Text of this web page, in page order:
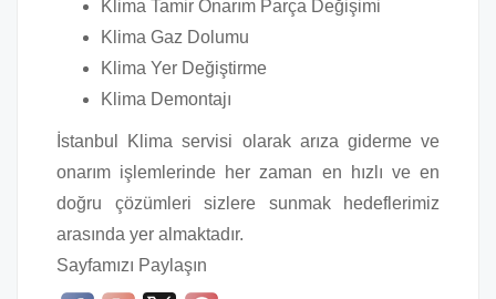
Klima Tamir Onarım Parça Değişimi
Klima Gaz Dolumu
Klima Yer Değiştirme
Klima Demontajı
İstanbul Klima servisi olarak arıza giderme ve
onarım işlemlerinde her zaman en hızlı ve en
doğru çözümleri sizlere sunmak hedeflerimiz
arasında yer almaktadır.
Sayfamızı Paylaşın